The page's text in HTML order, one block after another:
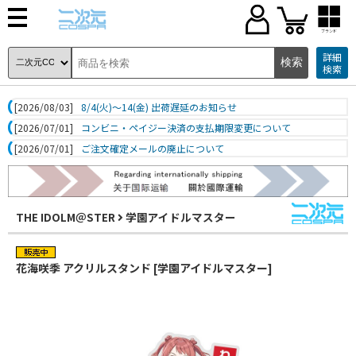
ブランド
詳細
検索
[2026/08/03]
8/4(火)～14(金) 出荷遅延のお知らせ
[2026/07/01]
コンビニ・ペイジー決済の支払期限変更について
[2026/07/01]
ご注文確定メールの廃止について
THE IDOLM＠STER 学園アイドルマスター
花海咲季 アクリルスタンド [学園アイドルマスター]